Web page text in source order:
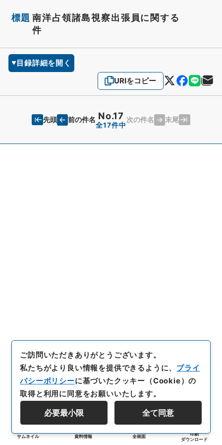
標題 南洋占領諸島視察出張員に関する
件
目録詳細を開く
URIをコピー
先頭 前の件名 No.17
全17件中
次の件名 末尾
サムネイル 資料情報 全画面
印刷
ダウンロード
ご訪問いただきありがとうございます。
私たちがより良い情報を提供できるように、 プライ
バシーポリシーに基づいたクッキー（Cookie）の
取得と利用に同意をお願いいたします。
必要最小限 全て同意